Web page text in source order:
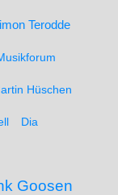
Terodde
Hüschen
Dia
Goosen